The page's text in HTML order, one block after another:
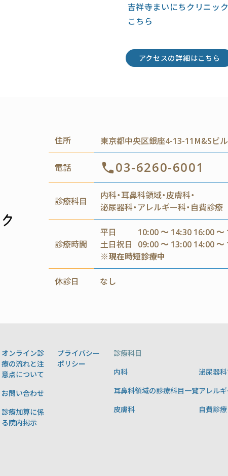
吉祥寺まいにちクリニッ
こちら
アクセスの詳細はこちら
住所 東京都中央区銀座4-13-11M&Sビ
電話 03-6260-6001
診療科目
内科・耳鼻科領域・皮膚科・
泌尿器科・アレルギー科・自費診療
診療時間
平日
10:00 ～ 14:30 16:00 ～
土日祝日 09:00 ～ 13:00 14:00 ～
※現在時短診療中
休診日 なし
オンライン診
療の流れと注
意点について
お問い合わせ
診療加算に係
る院内掲示
プライバシー
ポリシー
診療科目
内科
耳鼻科領域の診療科目一覧
皮膚科
泌尿器
アレル
自費診療